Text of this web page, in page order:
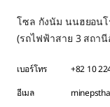
โซล กังนัม นนฮยอน
(รถไฟฟ้าสาย 3 สถานี
เบอร์โทร +82 10
อีเมล